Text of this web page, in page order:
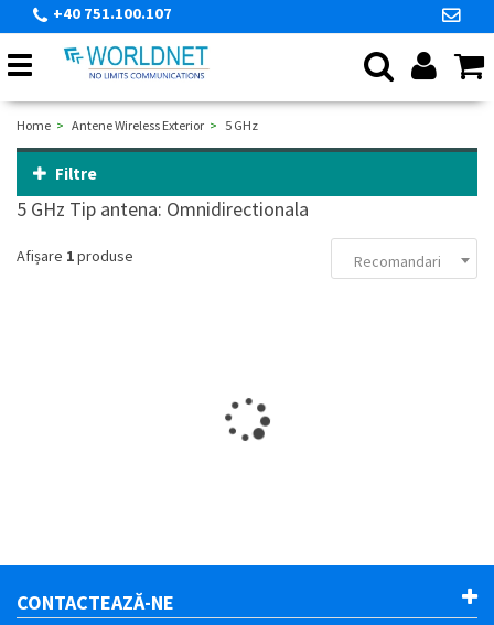
+40 751.100.107
Toggle
Home Antene Wireless Exterior 5 GHz
Filtre
5 GHz Tip antena: Omnidirectionala
Afișare 1produse Recomandari
CONTACTEAZĂ-NE